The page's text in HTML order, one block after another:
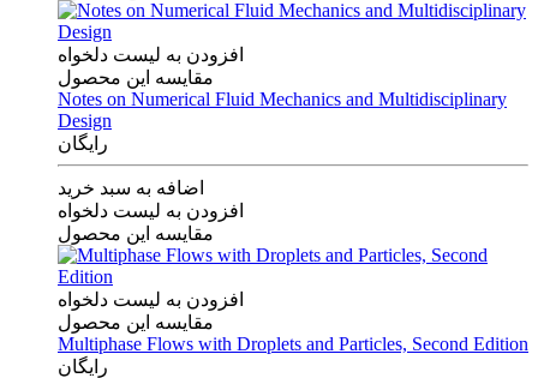
افزودن به لیست دلخواه
مقایسه این محصول
Notes on Numerical Fluid Mechanics and Multidisciplinary
Design
رایگان
اضافه به سبد خرید
افزودن به لیست دلخواه
مقایسه این محصول
افزودن به لیست دلخواه
مقایسه این محصول
Multiphase Flows with Droplets and Particles, Second Edition
رایگان